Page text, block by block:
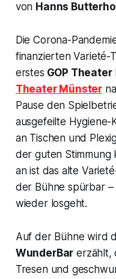
von Hanns
Die Corona-
finanzierten Varieté-
erstes GOP Theater
Theater Münster
Pause den
ausgefeilte Hygiene-
an Tischen und
der guten Stimmung
an ist das alte
der Bühne spürbar –
wieder losgeht.
Auf der Bühne wird
WunderBar erzählt,
Tresen und